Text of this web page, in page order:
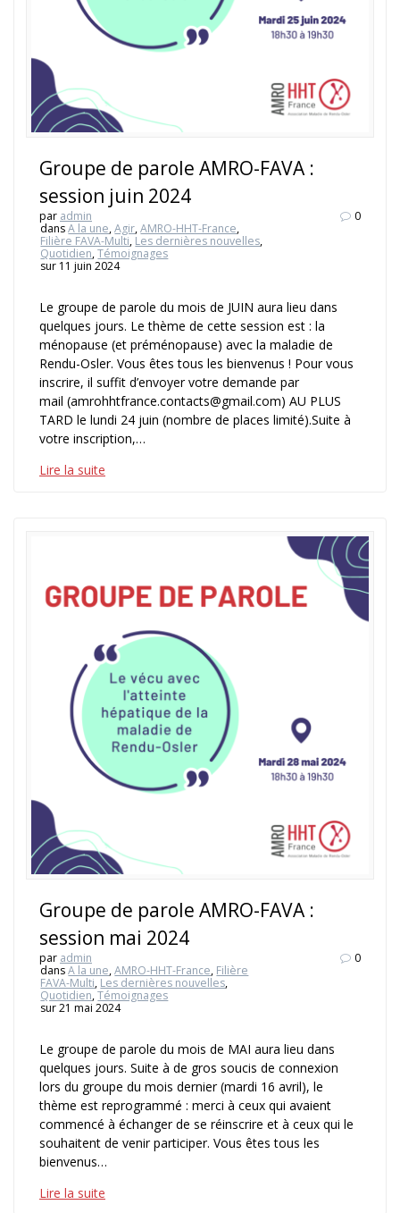
Groupe de parole AMRO-FAVA :
session juin 2024
par admin
dansA la une,Agir,AMRO-HHT-France,
Filière FAVA-Multi, Les dernières nouvelles,
Quotidien,Témoignages
sur 11 juin 2024
0
Le groupe de parole du mois de JUIN aura lieu dans
quelques jours. Le thème de cette session est : la
ménopause (et préménopause) avec la maladie de
Rendu-Osler. Vous êtes tous les bienvenus ! Pour vous
inscrire, il suffit d’envoyer votre demande par
mail (amrohhtfrance.contacts@gmail.com) AU PLUS
TARD le lundi 24 juin (nombre de places limité).Suite à
votre inscription,…
Lire la suite
Groupe de parole AMRO-FAVA :
session mai 2024
par admin
dansA la une,AMRO-HHT-France, Filière
FAVA-Multi, Les dernières nouvelles,
Quotidien,Témoignages
sur 21 mai 2024
0
Le groupe de parole du mois de MAI aura lieu dans
quelques jours. Suite à de gros soucis de connexion
lors du groupe du mois dernier (mardi 16 avril), le
thème est reprogrammé : merci à ceux qui avaient
commencé à échanger de se réinscrire et à ceux qui le
souhaitent de venir participer. Vous êtes tous les
bienvenus…
Lire la suite